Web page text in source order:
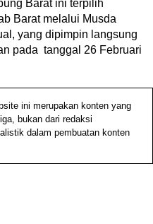
Barat ini terpilih
Barat melalui Musda
yang dipimpin langsung
pada tanggal 26 Februari
ini merupakan konten yang
bukan dari redaksi
dalam pembuatan konten